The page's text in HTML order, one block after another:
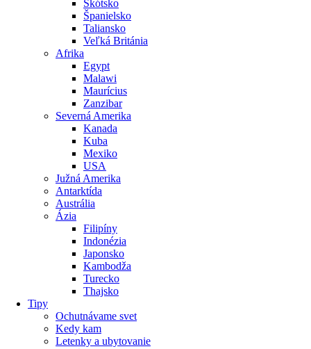
Škótsko
Španielsko
Taliansko
Veľká Británia
Afrika
Egypt
Malawi
Maurícius
Zanzibar
Severná Amerika
Kanada
Kuba
Mexiko
USA
Južná Amerika
Antarktída
Austrália
Ázia
Filipíny
Indonézia
Japonsko
Kambodža
Turecko
Thajsko
Tipy
Ochutnávame svet
Kedy kam
Letenky a ubytovanie